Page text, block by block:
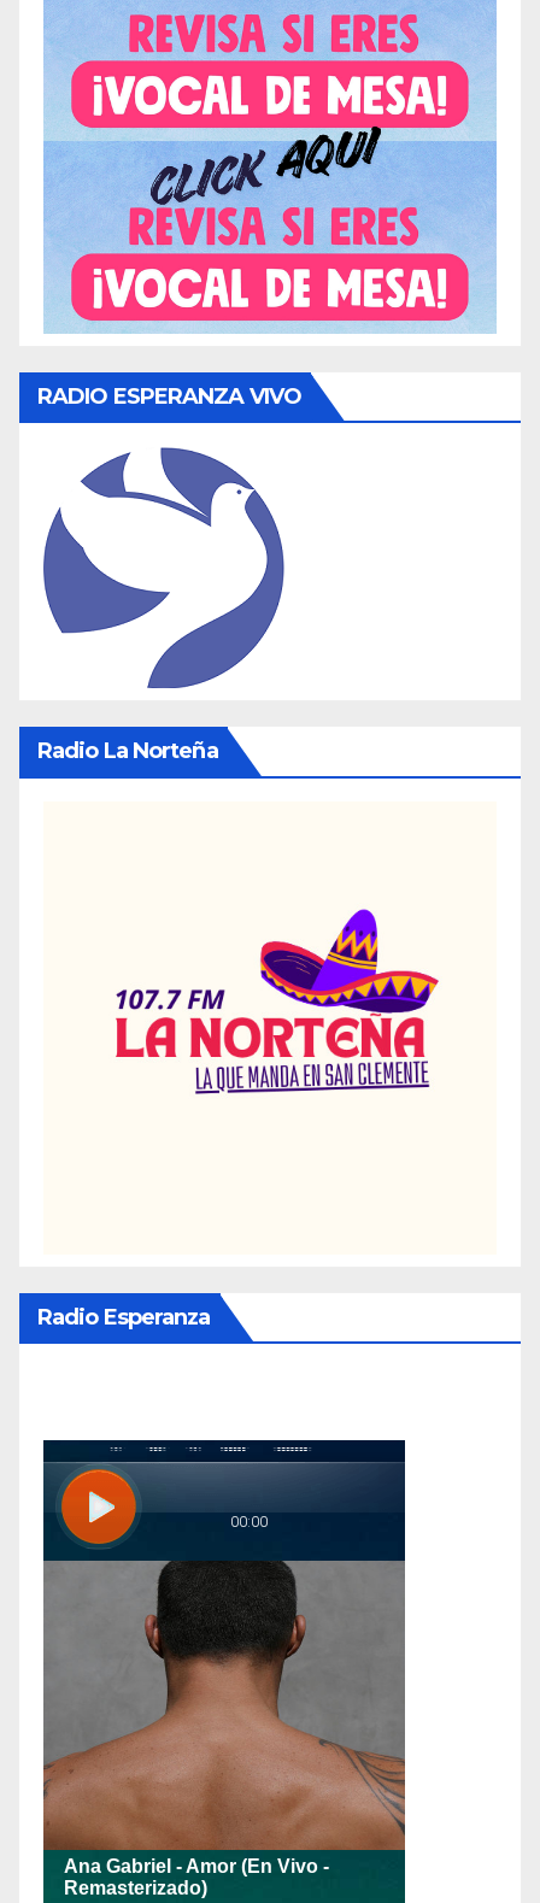
RADIO ESPERANZA VIVO
Radio La Norteña
Radio Esperanza